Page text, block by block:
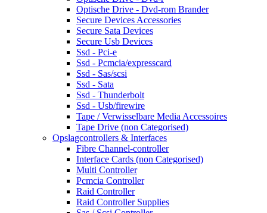
Optische Drive - Dvd-rom Brander
Secure Devices Accessories
Secure Sata Devices
Secure Usb Devices
Ssd - Pci-e
Ssd - Pcmcia/expresscard
Ssd - Sas/scsi
Ssd - Sata
Ssd - Thunderbolt
Ssd - Usb/firewire
Tape / Verwisselbare Media Accessoires
Tape Drive (non Categorised)
Opslagcontrollers & Interfaces
Fibre Channel-controller
Interface Cards (non Categorised)
Multi Controller
Pcmcia Controller
Raid Controller
Raid Controller Supplies